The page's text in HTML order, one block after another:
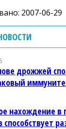
2007-06-29
дрожжей
нахождение в
способствует